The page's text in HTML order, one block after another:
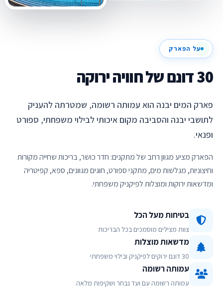
על הפארק
30 דונם של חוויה ירוקה
פארק המים יבנה הוא עמותה רשומה, שמטרתה להעניק
לתושבי יבנה והסביבה מקום איכותי לבילוי משפחתי, ספורט
ופנאי.
הפארק מציע מגוון רחב של מתקנים: חדר כושר, בריכות שחייה מקורות
וחיצוניות, מגלשות מים, מתקני ספורט, חוגים מגוונים, ספא, קפיטריה
ומדשאות ירוקות ומוצלות לפיקניק משפחתי.
בטיחות מעל הכל
צוות מצילים מוסמכים בכל הבריכות
מדשאות מוצלות
30 דונם ירוקים לפיקניק ובילוי משפחתי
עמותה רשומה
עמותה רשומה עם ועד נבחר ושקיפות מלאה